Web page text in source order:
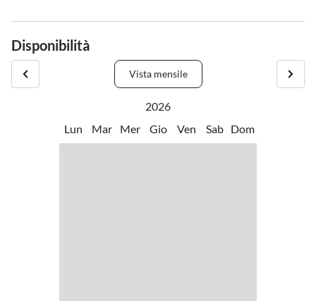
Disponibilità
Vista mensile
2026
Lun
Mar Mer Gio Ven Sab Dom